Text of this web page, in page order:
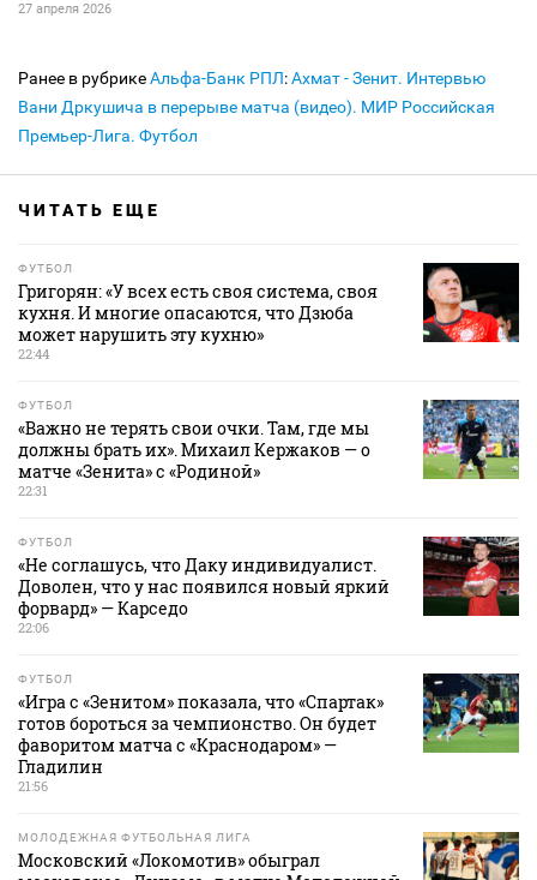
27 апреля 2026
Ранее в рубрикеАльфа-Банк РПЛ:Ахмат - Зенит. Интервью
Вани Дркушича в перерыве матча (видео). МИР Российская
Премьер-Лига. Футбол
ЧИТАТЬ ЕЩЕ
ФУТБОЛ
Григорян: «У всех есть своя система, своя
кухня. И многие опасаются, что Дзюба
может нарушить эту кухню»
22:44
ФУТБОЛ
«Важно не терять свои очки. Там, где мы
должны брать их». Михаил Кержаков — о
матче «Зенита» с «Родиной»
22:31
ФУТБОЛ
«Не соглашусь, что Даку индивидуалист.
Доволен, что у нас появился новый яркий
форвард» — Карседо
22:06
ФУТБОЛ
«Игра с «Зенитом» показала, что «Спартак»
готов бороться за чемпионство. Он будет
фаворитом матча с «Краснодаром» —
Гладилин
21:56
МОЛОДЕЖНАЯ ФУТБОЛЬНАЯ ЛИГА
Московский «Локомотив» обыграл